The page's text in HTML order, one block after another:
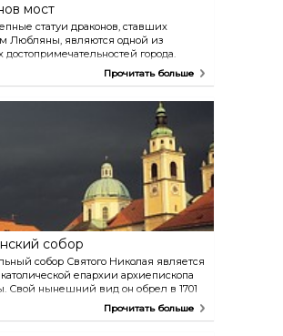
мост
статуи драконов, ставших
Любляны, являются одной из
достопримечательностей города.
мост сооружен между 1900 и 1901
когда-то носил имя австрийского
лучших памятников архитектуры в
В момент завершения
он был одним из первых в
из армированного бетона.
Прочитать больше
собор
собор Святого Николая является
епархии архиепископа
Свой нынешний вид он обрел в 1701
собор на фундамент
церкви. Автором его проекта
Прочитать больше